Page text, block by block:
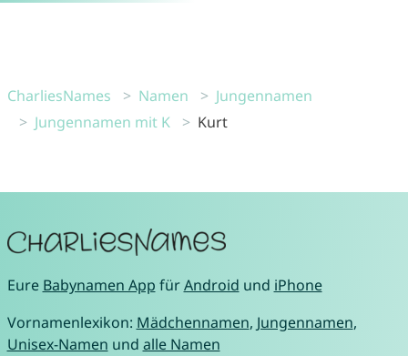
CharliesNames Namen
Jungennamen
Jungennamen mit K
Kurt
Eure Babynamen App fürAndroid und iPhone
Vornamenlexikon: Mädchennamen, Jungennamen,
Unisex-Namen und alle Namen